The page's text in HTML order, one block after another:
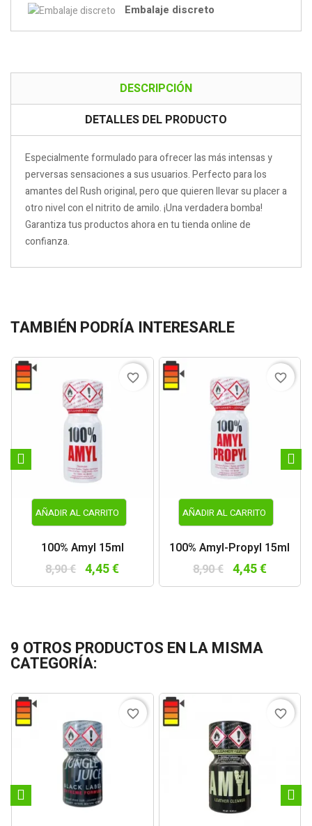
Embalaje discreto
DESCRIPCIÓN
DETALLES DEL PRODUCTO
Especialmente formulado para ofrecer las más intensas y
perversas sensaciones a sus usuarios. Perfecto para los
amantes del Rush original, pero que quieren llevar su placer a
otro nivel con el nitrito de amilo. ¡Una verdadera bomba!
Garantiza tus productos ahora en tu tienda online de
confianza.
TAMBIÉN PODRÍA INTERESARLE
AÑADIR AL CARRITO
100% Amyl 15ml
8,90 € 4,45 €
favorite_border
AÑADIR AL CARRITO
100% Amyl-Propyl 15ml
8,90 € 4,45 €
favorite_border
9 OTROS PRODUCTOS EN LA MISMA
CATEGORÍA:
favorite_border favorite_border